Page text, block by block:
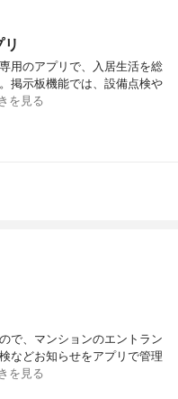
用のアプリで、入居生活を総
掲示板機能では、設備点検や
を見る
で、マンションのエントラン
などお知らせをアプリで管理
を見る